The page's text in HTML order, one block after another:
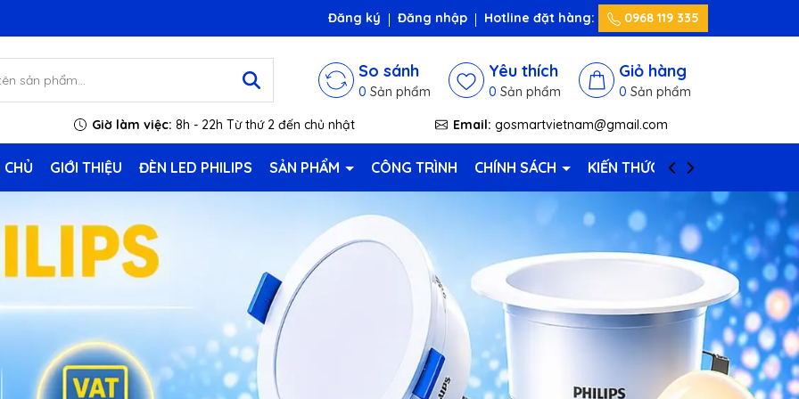
Đăng ký Đăng nhập Hotline đặt hàng: 0968 119 335
So sánh
0 Sản phẩm
Yêu thích
0 Sản phẩm
Giỏ hàng
0 Sản phẩm
Giờ làm việc: 8h - 22h Từ thứ 2 đến chủ nhật Email: gosmartvietnam@gmail.com
GIỚI THIỆU ĐÈN LED PHILIPS SẢN PHẨM CÔNG TRÌNH CHÍNH SÁCH KIẾN THỨC HAY